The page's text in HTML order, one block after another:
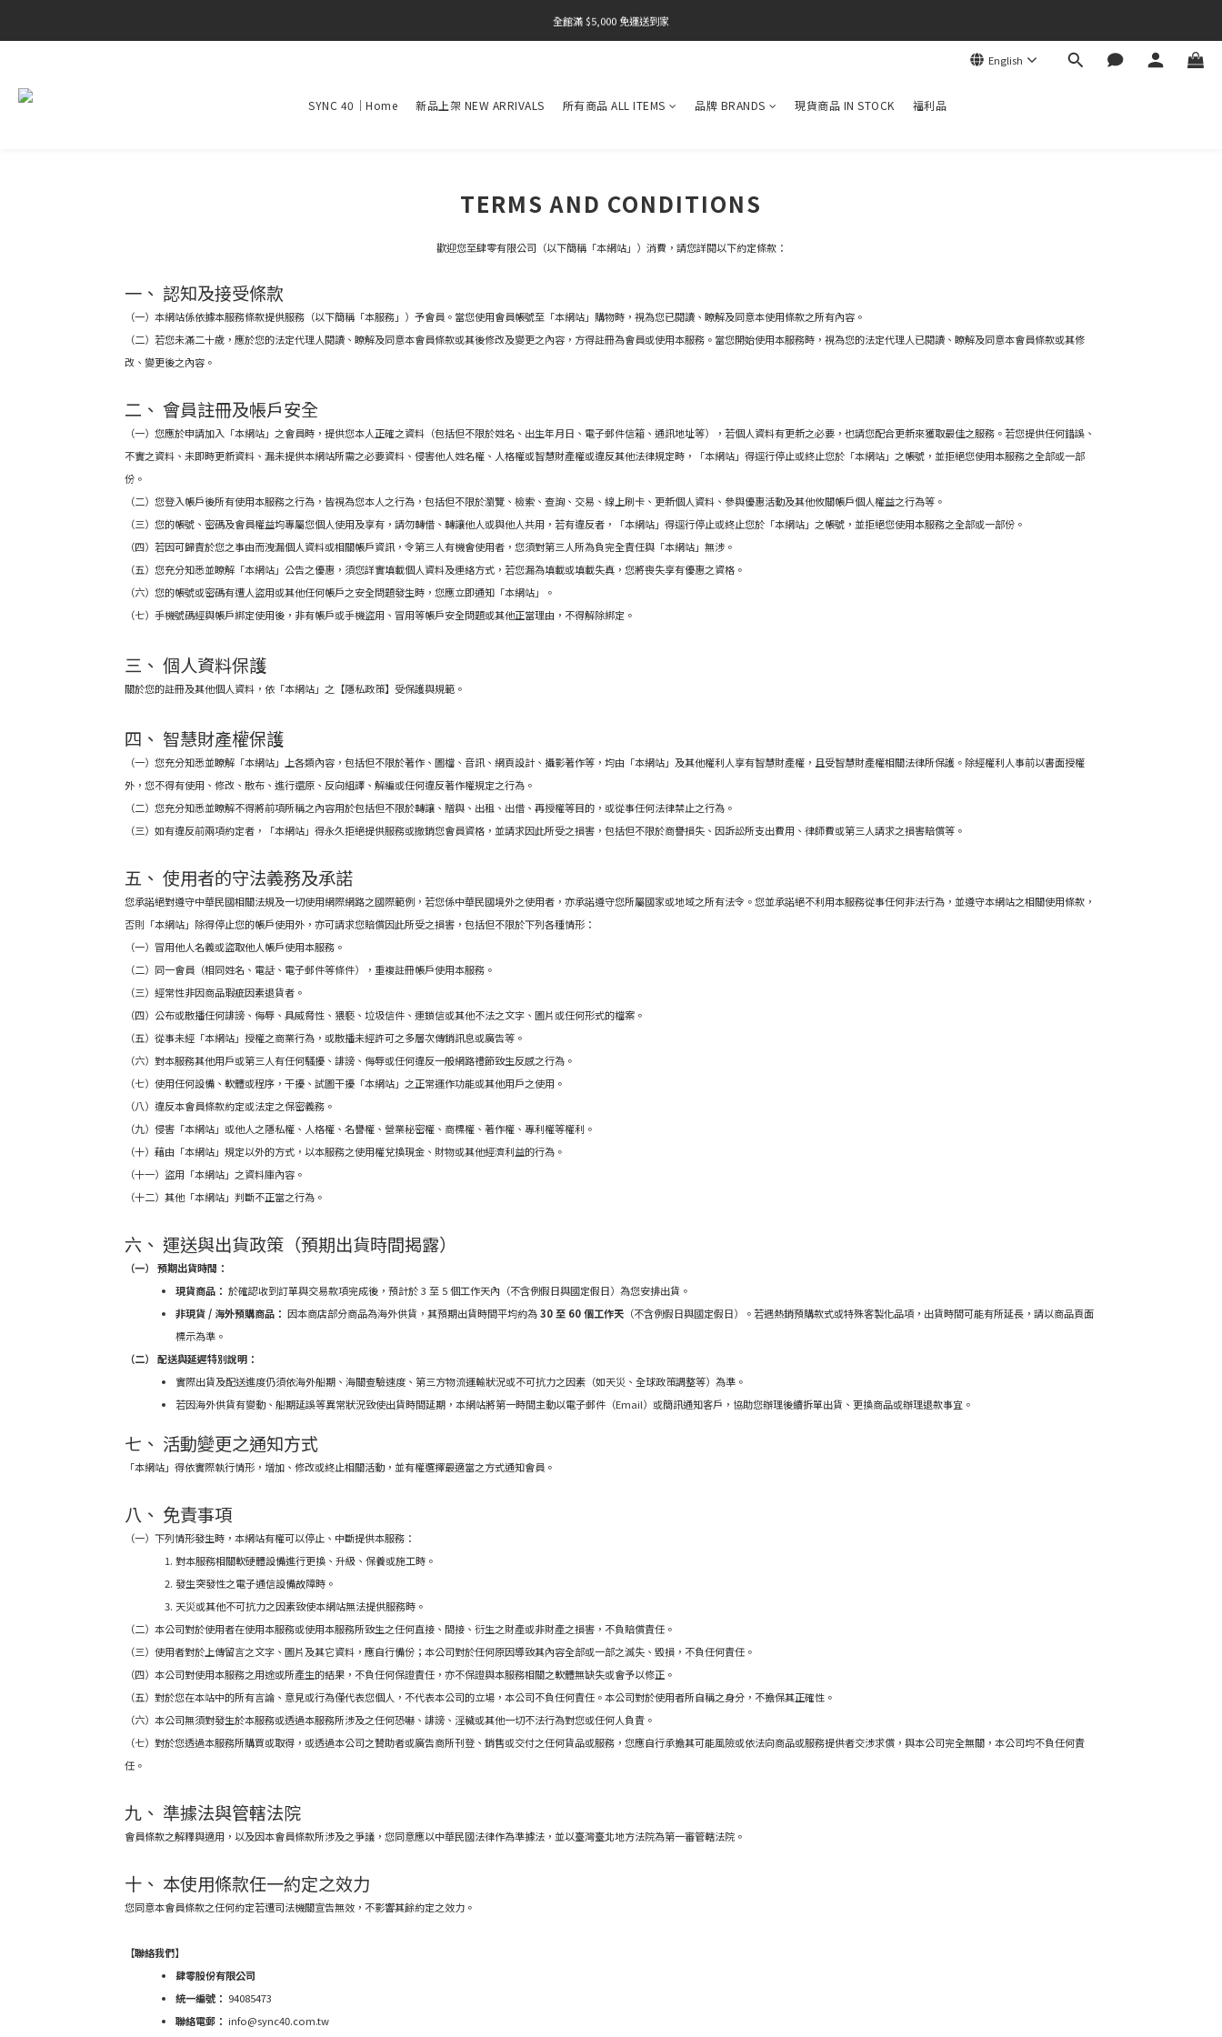
全館滿 $5,000 免運送到家
全館滿 $5,000 免運送到家
全館滿 $5,000 免運送到家
English
SYNC 40｜Home 新品上架 NEW ARRIVALS 所有商品 ALL ITEMS 品牌 BRANDS 現貨商品 IN STOCK 福利品
TERMS AND CONDITIONS
歡迎您至肆零有限公司（以下簡稱「本網站」）消費，請您詳閱以下約定條款：
一、 認知及接受條款
（一）本網站係依據本服務條款提供服務（以下簡稱「本服務」）予會員。當您使用會員帳號至「本網站」購物時，視為您已閱讀、瞭解及同意本使用條款之所有內容。
（二）若您未滿二十歲，應於您的法定代理人閱讀、瞭解及同意本會員條款或其後修改及變更之內容，方得註冊為會員或使用本服務。當您開始使用本服務時，視為您的法定代理人已閱讀、瞭解及同意本會員條款或其修
改、變更後之內容。
二、 會員註冊及帳戶安全
（一）您應於申請加入「本網站」之會員時，提供您本人正確之資料（包括但不限於姓名、出生年月日、電子郵件信箱、通訊地址等），若個人資料有更新之必要，也請您配合更新來獲取最佳之服務。若您提供任何錯誤、
不實之資料、未即時更新資料、漏未提供本網站所需之必要資料、侵害他人姓名權、人格權或智慧財產權或違反其他法律規定時，「本網站」得逕行停止或終止您於「本網站」之帳號，並拒絕您使用本服務之全部或一部
份。
（二）您登入帳戶後所有使用本服務之行為，皆視為您本人之行為，包括但不限於瀏覽、檢索、查詢、交易、線上刷卡、更新個人資料、參與優惠活動及其他攸關帳戶個人權益之行為等。
（三）您的帳號、密碼及會員權益均專屬您個人使用及享有，請勿轉借、轉讓他人或與他人共用，若有違反者， 「本網站」得逕行停止或終止您於「本網站」之帳號，並拒絕您使用本服務之全部或一部份。
（四）若因可歸責於您之事由而洩漏個人資料或相關帳戶資訊，令第三人有機會使用者，您須對第三人所為負完全責任與「本網站」無涉。
（五）您充分知悉並瞭解「本網站」公告之優惠，須您詳實填載個人資料及連絡方式，若您漏為填載或填載失真，您將喪失享有優惠之資格。
（六）您的帳號或密碼有遭人盜用或其他任何帳戶之安全問題發生時，您應立即通知「本網站」。
（七） 手機號碼經與帳戶綁定使用後，非有帳戶或手機盜用、冒用等帳戶安全問題或其他正當理由，不得解除綁定。
三、 個人資料保護
關於您的註冊及其他個人資料，依「本網站」之【隱私政策】受保護與規範。
四、 智慧財產權保護
（一） 您充分知悉並瞭解「本網站」上各類內容，包括但不限於著作、圖檔、音訊、網頁設計、攝影著作等，均由「本網站」及其他權利人享有智慧財產權，且受智慧財產權相關法律所保護。除經權利人事前以書面授權
外，您不得有使用、修改、散布、進行還原、反向組譯、解編或任何違反著作權規定之行為。
（二）您充分知悉並瞭解不得將前項所稱之內容用於包括但不限於轉讓、贈與、出租、出借、再授權等目的，或從事任何法律禁止之行為。
（三）如有違反前兩項約定者，「本網站」得永久拒絕提供服務或撤銷您會員資格，並請求因此所受之損害，包括但不限於商譽損失、因訴訟所支出費用、律師費或第三人請求之損害賠償等。
五、 使用者的守法義務及承諾
您承諾絕對遵守中華民國相關法規及一切使用網際網路之國際範例，若您係中華民國境外之使用者，亦承諾遵守您所屬國家或地域之所有法令。您並承諾絕不利用本服務從事任何非法行為，並遵守本網站之相關使用條款，
否則「本網站」除得停止您的帳戶使用外，亦可請求您賠償因此所受之損害，包括但不限於下列各種情形：
（一）冒用他人名義或盜取他人帳戶使用本服務。
（二）同一會員（相同姓名、電話、電子郵件等條件），重複註冊帳戶使用本服務。
（三）經常性非因商品瑕疵因素退貨者。
（四）公布或散播任何誹謗、侮辱、具威脅性、猥褻、垃圾信件、連鎖信或其他不法之文字、圖片或任何形式的檔案。
（五）從事未經「本網站」授權之商業行為，或散播未經許可之多層次傳銷訊息或廣告等。
（六）對本服務其他用戶或第三人有任何騷擾、誹謗、侮辱或任何違反一般網路禮節致生反感之行為。
（七） 使用任何設備、軟體或程序，干擾、試圖干擾「本網站」之正常運作功能或其他用戶之使用。
（八）違反本會員條款約定或法定之保密義務 。
（九）侵害「本網站」或他人之隱私權、人格權、名譽權 、營業秘密權、商標權、著作權、專利權等權利。
（十） 藉由「本網站」規定以外的方式，以本服務之使用權兌換現金、財物或其他經濟利益的行為 。
（十一）盜用「本網站」之資料庫內容。
（十二）其他「本網站」判斷不正當之行為。
六、 運送與出貨政策（預期出貨時間揭露）
（一） 預期出貨時間：
現貨商品： 於確認收到訂單與交易款項完成後，預計於 3 至 5 個工作天內（不含例假日與國定假日）為您安排出貨。
非現貨 / 海外預購商品： 因本商店部分商品為海外供貨，其預期出貨時間平均約為30 至 60 個工作天 （不含例假日與國定假日）。若遇熱銷預購款式或特殊客製化品項，出貨時間可能有所延長，請以商品頁面
標示為準。
（二） 配送與延遲特別說明：
實際出貨及配送進度仍須依海外船期、海關查驗速度、第三方物流運輸狀況或不可抗力之因素（如天災、全球政策調整等）為準。
若因海外供貨有變動、船期延誤等異常狀況致使出貨時間延期，本網站將第一時間主動以電子郵件（Email）或簡訊通知客戶，協助您辦理後續拆單出貨、更換商品或辦理退款事宜。
七、 活動變更之通知方式
「本網站」得依實際執行情形，增加、修改或終止相關活動，並有權選擇最適當之方式通知會員。
八、 免責事項
（一）下列情形發生時，本網站有權可以停止、中斷提供本服務：
對本服務相關軟硬體設備進行更換、升級、保養或施工時。
發生突發性之電子通信設備故障時。
天災或其他不可抗力之因素致使本網站無法提供服務時。
（二）本公司對於使用者在使用本服務或使用本服務所致生之任何直接、間接、衍生之財產或非財產之損害，不負賠償責任。
（三）使用者對於上傳留言之文字、圖片及其它資料，應自行備份；本公司對於任何原因導致其內容全部或一部之滅失、毀損，不負任何責任。
（四）本公司對使用本服務之用途或所產生的結果，不負任何保證責任，亦不保證與本服務相關之軟體無缺失或會予以修正。
（五）對於您在本站中的所有言論、意見或行為僅代表您個人， 不代表本公司的立場，本公司不負任何責任。本公司對於使用者所自稱之身分，不擔保其正確性。
（六）本公司無須對發生於本服務或透過本服務所涉及之任何恐嚇、誹謗、淫穢或其他一切不法行為對您或任何人負責。
（七）對於您透過本服務所購買或取得，或透過本公司之贊助者或廣告商所刊登、銷售或交付之任何貨品或服務，您應自行承擔其可能風險或依法向商品或服務提供者交涉求償，與本公司完全無關，本公司均不負任何責
任。
九、 準據法與管轄法院
會員條款之解釋與適用，以及因本會員條款所涉及之爭議，您同意應以中華民國法律作為準據法，並以臺灣臺北地方法院為第一審管轄法院。
十、 本使用條款任一約定之效力
您同意本會員條款之任何約定若遭司法機關宣告無效，不影響其餘約定之效力。
【聯絡我們】
肆零股份有限公司
統一編號： 94085473
聯絡電郵： info@sync40.com.tw